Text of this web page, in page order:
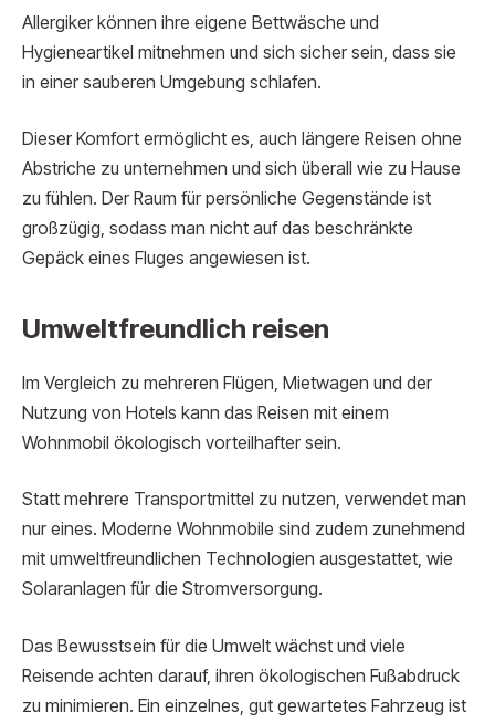
Allergiker können ihre eigene Bettwäsche und
Hygieneartikel mitnehmen und sich sicher sein, dass sie
in einer sauberen Umgebung schlafen.
Dieser Komfort ermöglicht es, auch längere Reisen ohne
Abstriche zu unternehmen und sich überall wie zu Hause
zu fühlen. Der Raum für persönliche Gegenstände ist
großzügig, sodass man nicht auf das beschränkte
Gepäck eines Fluges angewiesen ist.
Umweltfreundlich reisen
Im Vergleich zu mehreren Flügen, Mietwagen und der
Nutzung von Hotels kann das Reisen mit einem
Wohnmobil ökologisch vorteilhafter sein.
Statt mehrere Transportmittel zu nutzen, verwendet man
nur eines. Moderne Wohnmobile sind zudem zunehmend
mit umweltfreundlichen Technologien ausgestattet, wie
Solaranlagen für die Stromversorgung.
Das Bewusstsein für die Umwelt wächst und viele
Reisende achten darauf, ihren ökologischen Fußabdruck
zu minimieren. Ein einzelnes, gut gewartetes Fahrzeug ist